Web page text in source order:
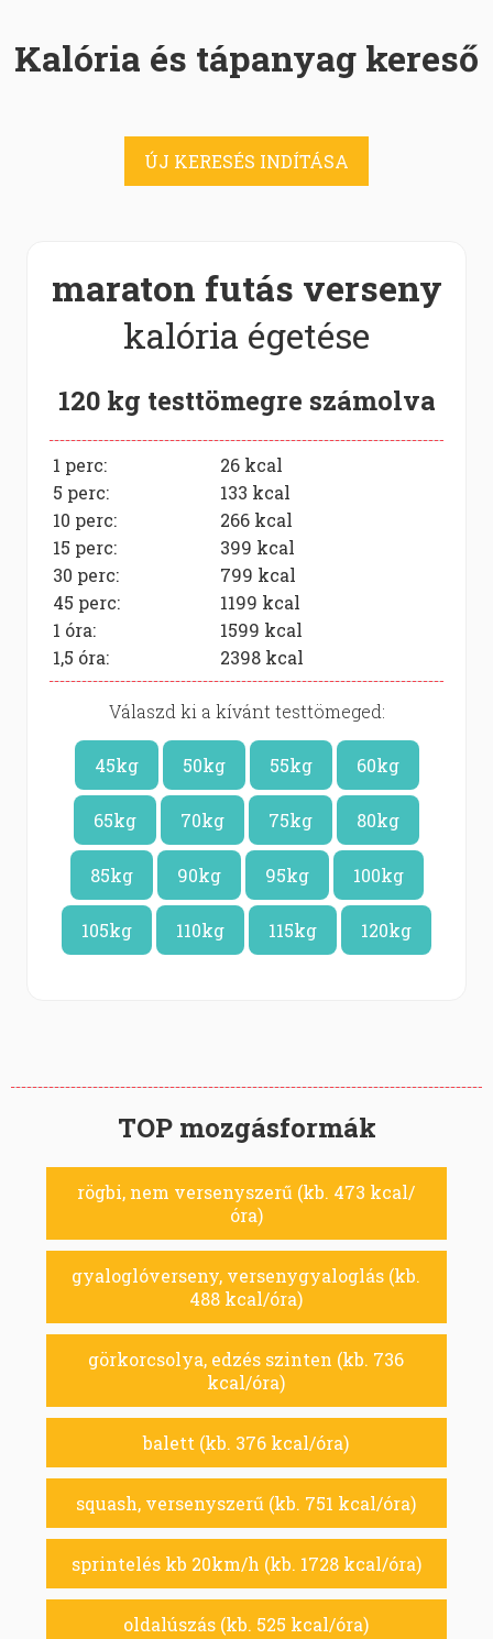
Kalória és tápanyag kereső
ÚJ KERESÉS INDÍTÁSA
maraton futás verseny
kalória égetése
120 kg testtömegre számolva
1 perc: 26 kcal
5 perc:
133 kcal
10 perc:
266 kcal
15 perc:
399 kcal
30 perc:
799 kcal
45 perc:
1199 kcal
1 óra:
1599 kcal
1,5 óra:
2398 kcal
Válaszd ki a kívánt testtömeged:
45kg 50kg 55kg 60kg
65kg 70kg 75kg 80kg
85kg 90kg 95kg 100kg
105kg 110kg 115kg 120kg
TOP mozgásformák
rögbi, nem versenyszerű (kb. 473 kcal/
óra)
gyaloglóverseny, versenygyaloglás (kb.
488 kcal/óra)
görkorcsolya, edzés szinten (kb. 736
kcal/óra)
balett (kb. 376 kcal/óra)
squash, versenyszerű (kb. 751 kcal/óra)
sprintelés kb 20km/h (kb. 1728 kcal/óra)
oldalúszás (kb. 525 kcal/óra)